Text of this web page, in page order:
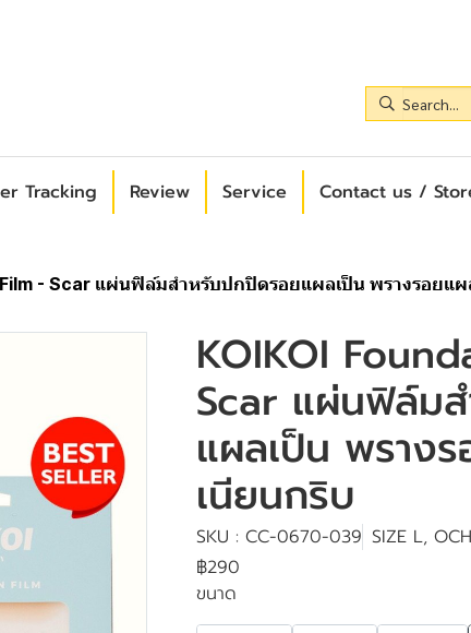
Tracking Review Service Contact us /
Film - Scar แผ่นฟิล์มสำหรับปกปิดรอยแผลเป็น พรางรอยแผ
KOIKOI
Scar แผ่นฟิล์ม
แผลเป็น พราง
เนียนกริบ
SKU : CC-0670-039 SIZE L,
฿290
ขนาด